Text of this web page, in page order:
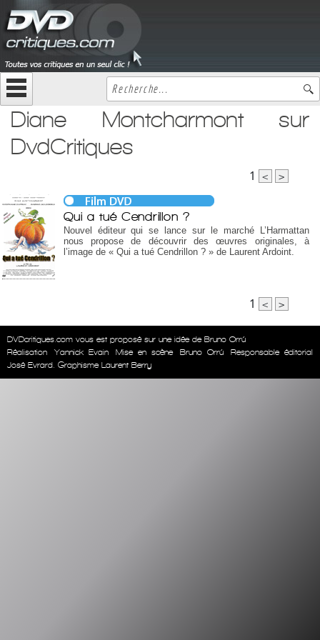
Diane Montcharmont sur
DvdCritiques
1 < >
Qui a tué Cendrillon ?
Nouvel éditeur qui se lance sur le marché L’Harmattan
nous propose de découvrir des œuvres originales, à
l’image de « Qui a tué Cendrillon ? » de Laurent Ardoint.
1 < >
DVDcritiques.com vous est proposé sur une idée de Bruno Orrú
Réalisation
Yannick Evain Mise en scène Bruno Orrú
Responsable éditorial
José Evrard. Graphisme Laurent Berry